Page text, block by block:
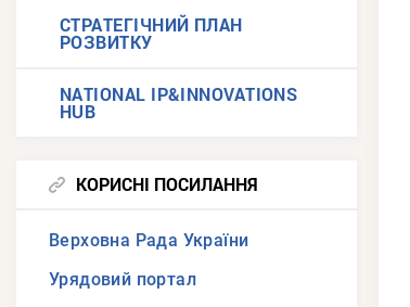
СТРАТЕГІЧНИЙ ПЛАН
РОЗВИТКУ
NATIONAL IP&INNOVATIONS
HUB
КОРИСНІ ПОСИЛАННЯ
Верховна Рада України
Урядовий портал